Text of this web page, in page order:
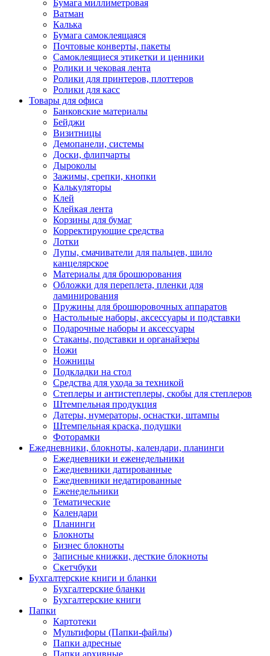
Бумага миллиметровая
Ватман
Калька
Бумага самоклеящаяся
Почтовые конверты, пакеты
Самоклеящиеся этикетки и ценники
Ролики и чековая лента
Ролики для принтеров, плоттеров
Ролики для касс
Товары для офиса
Банковские материалы
Бейджи
Визитницы
Демопанели, системы
Доски, флипчарты
Дыроколы
Зажимы, срепки, кнопки
Калькуляторы
Клей
Клейкая лента
Корзины для бумаг
Корректирующие средства
Лотки
Лупы, смачиватели для пальцев, шило
канцелярское
Материалы для брошюрования
Обложки для переплета, пленки для
ламинирования
Пружины для брошюровочных аппаратов
Настольные наборы, аксессуары и подставки
Подарочные наборы и аксессуары
Стаканы, подставки и органайзеры
Ножи
Ножницы
Подкладки на стол
Средства для ухода за техникой
Степлеры и антистеплеры, скобы для степлеров
Штемпельная продукция
Датеры, нумераторы, оснастки, штампы
Штемпельная краска, подушки
Фоторамки
Ежедневники, блокноты, календари, планинги
Ежедневники и еженедельники
Ежедневники датированные
Ежедневники недатированные
Еженедельники
Тематические
Календари
Планинги
Блокноты
Бизнес блокноты
Записные книжки, десткие блокноты
Скетчбуки
Бухгалтерские книги и бланки
Бухгалтерские бланки
Бухгалтерские книги
Папки
Картотеки
Мультифоры (Папки-файлы)
Папки адресные
Папки архивные